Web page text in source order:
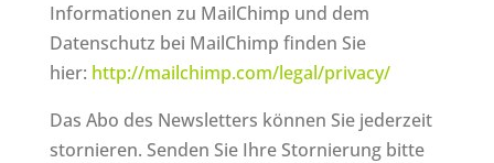
Informationen zu MailChimp und dem
Datenschutz bei MailChimp finden Sie
hier: http://mailchimp.com/legal/privacy/
Das Abo des Newsletters können Sie jederzeit
stornieren. Senden Sie Ihre Stornierung bitte